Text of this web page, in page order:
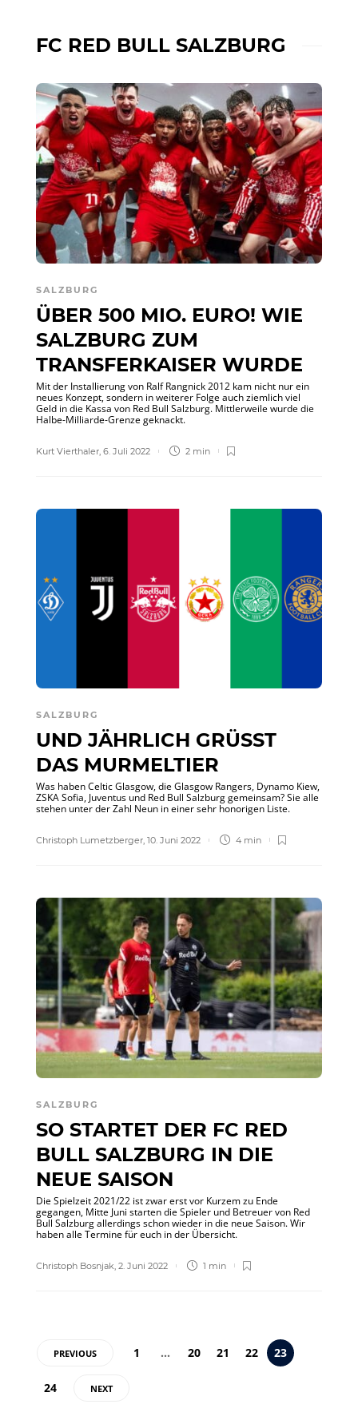
FC RED BULL SALZBURG
SALZBURG
ÜBER 500 MIO. EURO! WIE
SALZBURG ZUM
TRANSFERKAISER WURDE
Mit der Installierung von Ralf Rangnick 2012 kam nicht nur ein
neues Konzept, sondern in weiterer Folge auch ziemlich viel
Geld in die Kassa von Red Bull Salzburg. Mittlerweile wurde die
Halbe-Milliarde-Grenze geknackt.
Kurt Vierthaler 6. Juli 2022 2 min
SALZBURG
UND JÄHRLICH GRÜSST D
AS MURMELTIER
Was haben Celtic Glasgow, die Glasgow Rangers, Dynamo Kiew,
ZSKA Sofia, Juventus und Red Bull Salzburg gemeinsam? Sie alle
stehen unter der Zahl Neun in einer sehr honorigen Liste.
Christoph Lumetzberger, 10. Juni 2022 4 min
SALZBURG
SO STARTET DER FC RED
BULL SALZBURG IN DIE
NEUE SAISON
Die Spielzeit 2021/22 ist zwar erst vor Kurzem zu Ende
gegangen, Mitte Juni starten die Spieler und Betreuer von Red
Bull Salzburg allerdings schon wieder in die neue Saison. Wir
haben alle Termine für euch in der Übersicht.
Christoph Bosnjak 2. Juni 2022 1 min
PREVIOUS 1 … 20 21 22 23
24 NEXT